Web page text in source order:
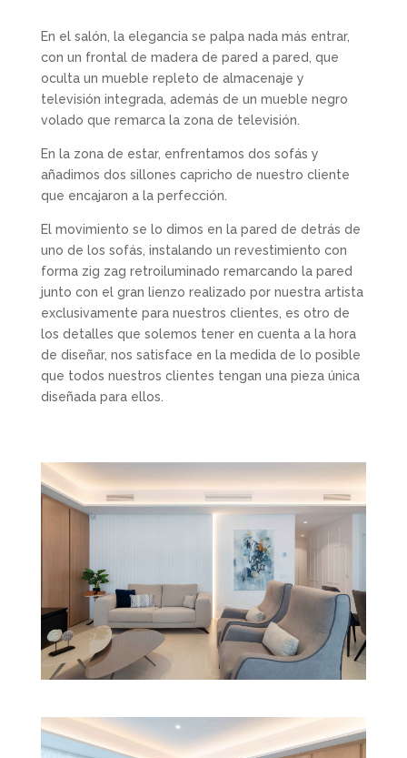
En el salón, la elegancia se palpa nada más entrar,
con un frontal de madera de pared a pared, que
oculta un mueble repleto de almacenaje y
televisión integrada, además de un mueble negro
volado que remarca la zona de televisión.
En la zona de estar, enfrentamos dos sofás y
añadimos dos sillones capricho de nuestro cliente
que encajaron a la perfección.
El movimiento se lo dimos en la pared de detrás de
uno de los sofás, instalando un revestimiento con
forma zig zag retroiluminado remarcando la pared
junto con el gran lienzo realizado por nuestra artista
exclusivamente para nuestros clientes, es otro de
los detalles que solemos tener en cuenta a la hora
de diseñar, nos satisface en la medida de lo posible
que todos nuestros clientes tengan una pieza única
diseñada para ellos.